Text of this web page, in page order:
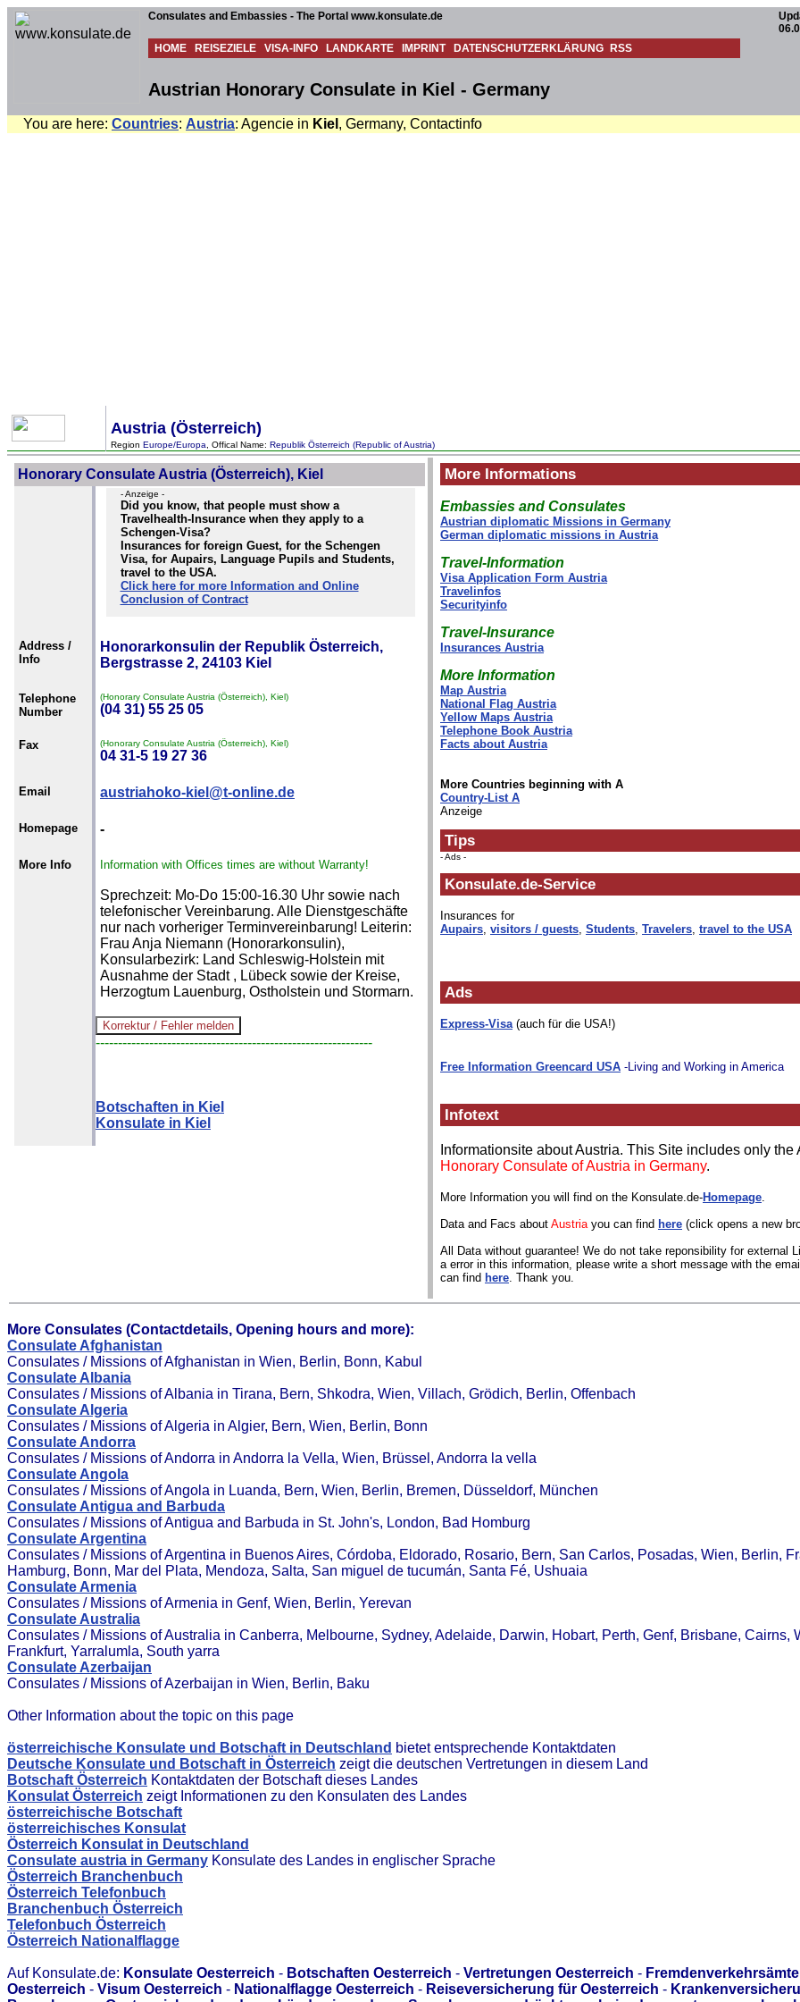
Consulates and Embassies - The Portal www.konsulate.de
HOME REISEZIELE VISA-INFO LANDKARTE IMPRINT DATENSCHUTZERKLÄRUNG RSS
Austrian Honorary Consulate in Kiel - Germany
You are here: Countries: Austria: Agencie in Kiel , Germany, Contactinfo
Austria (Österreich)
Region Europe/Europa , Offical Name: Republik Österreich (Republic of Austria)
Honorary Consulate Austria (Österreich), Kiel
- Anzeige -
Did you know, that people must show a
Travelhealth-Insurance when they apply to a
Schengen-Visa?
Insurances for foreign Guest, for the Schengen
Visa, for Aupairs, Language Pupils and Students,
travel to the USA.
Click here for more Information and Online
Conclusion of Contract
Address /
Info
Honorarkonsulin der Republik Österreich,
Bergstrasse 2, 24103 Kiel
Telephone
Number
(Honorary Consulate Austria (Österreich), Kiel)
(04 31) 55 25 05
Fax (Honorary Consulate Austria (Österreich), Kiel)
04 31-5 19 27 36
Email austriahoko-kiel@t-online.de
Homepage -
More Info Information with Offices times are without Warranty!
Sprechzeit: Mo-Do 15:00-16.30 Uhr sowie nach
telefonischer Vereinbarung. Alle Dienstgeschäfte
nur nach vorheriger Terminvereinbarung! Leiterin:
Frau Anja Niemann (Honorarkonsulin),
Konsularbezirk: Land Schleswig-Holstein mit
Ausnahme der Stadt , Lübeck sowie der Kreise,
Herzogtum Lauenburg, Ostholstein und Stormarn.
--------------------------------------------------------------
Botschaften in Kiel
Konsulate in Kiel
More Informations
Embassies and Consulates
Austrian diplomatic Missions in Germany
German diplomatic missions in Austria
Travel-Information
Visa Application Form Austria
Travelinfos
Securityinfo
Travel-Insurance
Insurances Austria
More Information
Map Austria
National Flag Austria
Yellow Maps Austria
Telephone Book Austria
Facts about Austria
More Countries beginning with A
Country-List A
Anzeige
Tips
- Ads -
Konsulate.de-Service
Insurances for
Aupairs, visitors / guests, Students, Travelers, travel to the USA
Ads
Express-Visa(auch für die USA!)
Free Information Greencard USA -Living and Working in America
Infotext
Informationsite about Austria. This Site includes only the
Honorary Consulate of Austria in Germany.
More Information you will find on the Konsulate.de-Homepage.
Data and Facs about Austriayou can find here (click opens a new
All Data without guarantee! We do not take reponsibility for external
a error in this information, please write a short message with the
can find here. Thank you.
More Consulates (Contactdetails, Opening hours and more):
Consulate Afghanistan
Consulates / Missions of Afghanistan in Wien, Berlin, Bonn, Kabul
Consulate Albania
Consulates / Missions of Albania in Tirana, Bern, Shkodra, Wien, Villach, Grödich, Berlin, Offenbach
Consulate Algeria
Consulates / Missions of Algeria in Algier, Bern, Wien, Berlin, Bonn
Consulate Andorra
Consulates / Missions of Andorra in Andorra la Vella, Wien, Brüssel, Andorra la vella
Consulate Angola
Consulates / Missions of Angola in Luanda, Bern, Wien, Berlin, Bremen, Düsseldorf, München
Consulate Antigua and Barbuda
Consulates / Missions of Antigua and Barbuda in St. John's, London, Bad Homburg
Consulate Argentina
Consulates / Missions of Argentina in Buenos Aires, Córdoba, Eldorado, Rosario, Bern, San Carlos, Posadas, Wien, Berlin,
Hamburg, Bonn, Mar del Plata, Mendoza, Salta, San miguel de tucumán, Santa Fé, Ushuaia
Consulate Armenia
Consulates / Missions of Armenia in Genf, Wien, Berlin, Yerevan
Consulate Australia
Consulates / Missions of Australia in Canberra, Melbourne, Sydney, Adelaide, Darwin, Hobart, Perth, Genf, Brisbane, Cairns,
Frankfurt, Yarralumla, South yarra
Consulate Azerbaijan
Consulates / Missions of Azerbaijan in Wien, Berlin, Baku
Other Information about the topic on this page
österreichische Konsulate und Botschaft in Deutschland bietet entsprechende Kontaktdaten
Deutsche Konsulate und Botschaft in Österreich zeigt die deutschen Vertretungen in diesem Land
Botschaft Österreich Kontaktdaten der Botschaft dieses Landes
Konsulat Österreich zeigt Informationen zu den Konsulaten des Landes
österreichische Botschaft
österreichisches Konsulat
Österreich Konsulat in Deutschland
Consulate austria in Germany Konsulate des Landes in englischer Sprache
Österreich Branchenbuch
Österreich Telefonbuch
Branchenbuch Österreich
Telefonbuch Österreich
Österreich Nationalflagge
Auf Konsulate.de: Konsulate Oesterreich - Botschaften Oesterreich - Vertretungen Oesterreich -
Oesterreich - Visum Oesterreich - Nationalflagge Oesterreich - Reiseversicherung für Oesterreich -